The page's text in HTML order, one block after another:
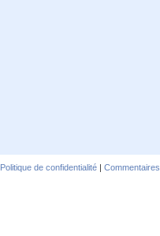
Politique de confidentialité | Commentaires